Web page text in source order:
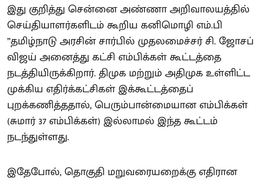
இது குறித்து சென்னை அண்ணா அறிவாலயத்தில்
செய்தியாளர்களிடம் கூறிய கனிமொழி எம்.பி
”தமிழ்நாடு அரசின் சார்பில் முதலமைச்சர் சி. ஜோசப்
விஜய் அனைத்து கட்சி எம்பிக்கள் கூட்டத்தை
நடத்தியிருக்கிறார். திமுக மற்றும் அதிமுக உள்ளிட்ட
முக்கிய எதிர்க்கட்சிகள் இக்கூட்டத்தைப்
புறக்கணித்ததால், பெரும்பான்மையான எம்பிக்கள்
(சுமார் 37 எம்பிக்கள்) இல்லாமல் இந்த கூட்டம்
நடந்துள்ளது.
இதேபோல், தொகுதி மறுவரையறைக்கு எதிரான